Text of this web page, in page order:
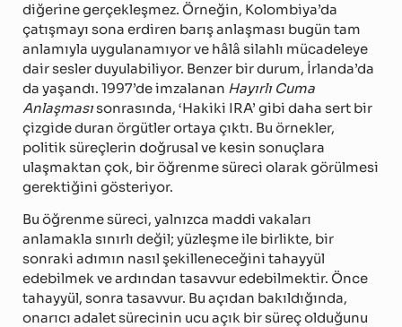
diğerine gerçekleşmez. Örneğin, Kolombiya’da
çatışmayı sona erdiren barış anlaşması bugün tam
anlamıyla uygulanamıyor ve hâlâ silahlı mücadeleye
dair sesler duyulabiliyor. Benzer bir durum, İrlanda’da
da yaşandı. 1997’de imzalanan Hayırlı Cuma
Anlaşmasısonrasında, ‘Hakiki IRA’ gibi daha sert bir
çizgide duran örgütler ortaya çıktı. Bu örnekler,
politik süreçlerin doğrusal ve kesin sonuçlara
ulaşmaktan çok, bir öğrenme süreci olarak görülmesi
gerektiğini gösteriyor.
Bu öğrenme süreci, yalnızca maddi vakaları
anlamakla sınırlı değil; yüzleşme ile birlikte, bir
sonraki adımın nasıl şekilleneceğini tahayyül
edebilmek ve ardından tasavvur edebilmektir. Önce
tahayyül, sonra tasavvur. Bu açıdan bakıldığında,
onarıcı adalet sürecinin ucu açık bir süreç olduğunu